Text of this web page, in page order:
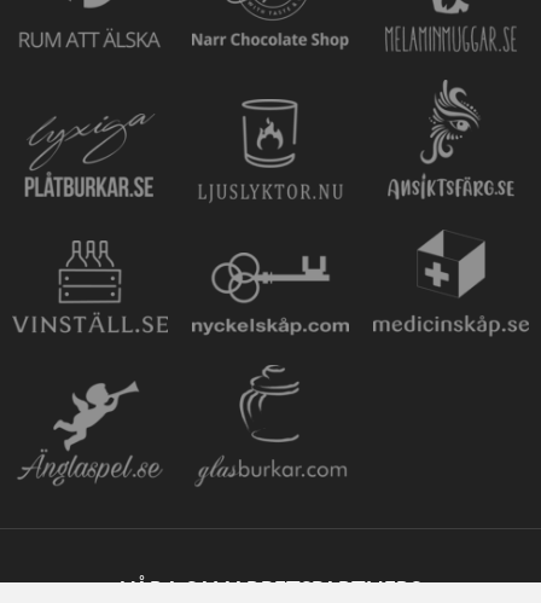
VÅRA SAMARBETSPARTNERS